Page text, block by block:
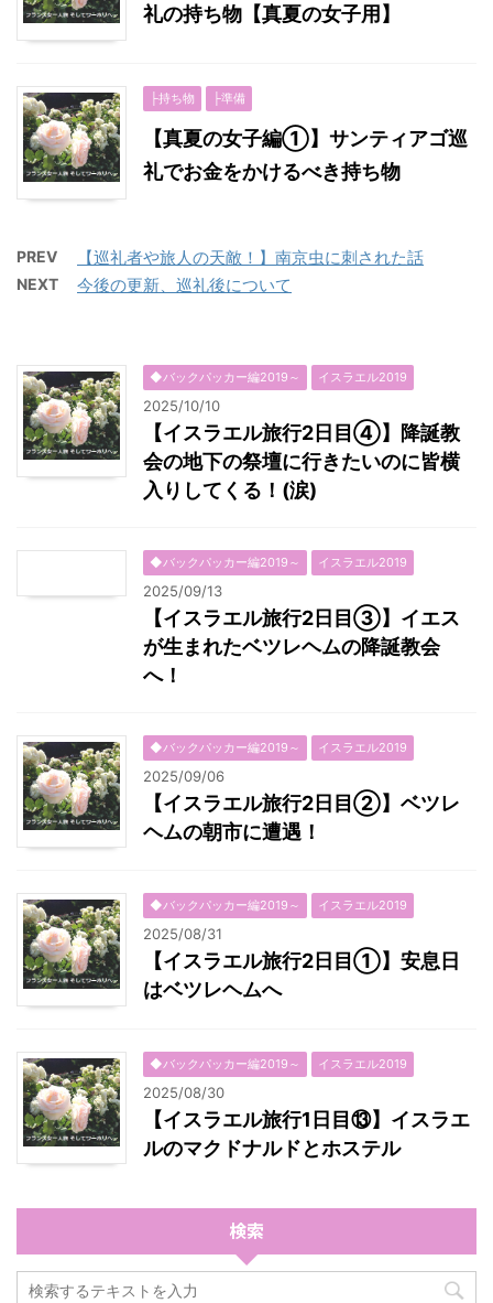
礼の持ち物【真夏の女子用】
├持ち物 ├準備
【真夏の女子編①】サンティアゴ巡
礼でお金をかけるべき持ち物
PREV 【巡礼者や旅人の天敵！】南京虫に刺された話
NEXT 今後の更新、巡礼後について
◆バックパッカー編2019～ イスラエル2019
2025/10/10
【イスラエル旅行2日目④】降誕教
会の地下の祭壇に行きたいのに皆横
入りしてくる！(涙)
◆バックパッカー編2019～ イスラエル2019
2025/09/13
【イスラエル旅行2日目③】イエス
が生まれたベツレヘムの降誕教会
へ！
◆バックパッカー編2019～ イスラエル2019
2025/09/06
【イスラエル旅行2日目②】ベツレ
ヘムの朝市に遭遇！
◆バックパッカー編2019～ イスラエル2019
2025/08/31
【イスラエル旅行2日目①】安息日
はベツレヘムへ
◆バックパッカー編2019～ イスラエル2019
2025/08/30
【イスラエル旅行1日目⑬】イスラエ
ルのマクドナルドとホステル
検索